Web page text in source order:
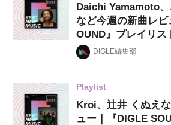
Daichi Yamamoto
など今週の新曲レ
OUND』プレイリス
DIGLE編集部
Playlist
Kroi、辻井 くぬえ
ュー｜『DIGLE